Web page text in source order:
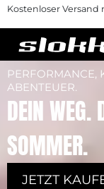
Kostenloser Versand
PERFORMANCE,
ABENTEUER.
DEIN WEG.
SOMMER.
JETZT